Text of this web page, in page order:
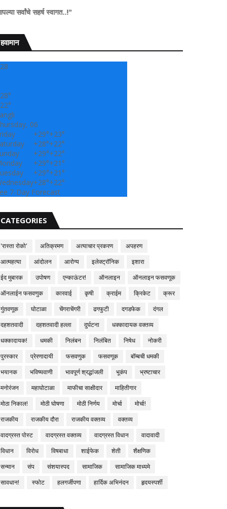
हवामान
28
28°
22°
06
+29°+23°
+28°+22°
+29°+22°
+29°+21°
+29°+21°
+28°+22°
7-Day Forecast
CATEGORIES
'रास्ता रोको' अतिक्रमण अत्याचार प्रकरण
अपहरण
आत्महत्या
आंदोलन आरोग्य इलेक्ट्रॉनिक
इशारा
ईद मुबारक
उपोषण एन्काऊंटर! ऑनलाइन
ऑनलाइन फसवणूक
ऑनलाईन फसवणुक
कारवाई कृषी क्राईम क्रिकेट
क्रूर
गुंतवणूक
घोटाळा चेंगराचेंगरी ढगफुटी दगडफेक
दंगल
दहशतवादी
दहशतवादी हल्ला दुर्घटना
धक्कादायक वक्तव्य
धक्कादायक!
धमकी निलंबन निलंबित निषेध
नोकरी
पुरस्कार
प्रेरणादायी फसवणुक फसवणूक
बॉम्बची धमकी
भयानक
भविष्यवाणी भावपूर्ण श्रद्धांजली भूकंप
भ्रष्टाचार
मनोरंजन
महाघोटाळा माफीचा साक्षीदार
माहितीगार
मोठा निकाल!
मोठी घोषणा मोठी निर्णय मोर्चा
मोर्चा!
राजकीय
राजकीय दौरा राजकीय वक्तव्य
वक्तव्य
वादग्रस्त पोस्ट
वादग्रस्त वक्तव्य वादग्रस्त विधान
वादावादी
विधान
विरोध विषबाधा शाईफेक शेती
शैक्षणिक
सन्मान
संप संशयास्पद सामाजिक
सामाजिक माध्यमे
सावधान!
स्फोट हलगर्जीपणा हार्दिक अभिनंदन हृदयस्पर्शी